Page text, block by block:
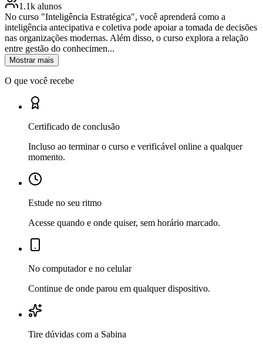
1.1k alunos
No curso "Inteligência Estratégica", você aprenderá como a
inteligência antecipativa e coletiva pode apoiar a tomada de decisões
nas organizações modernas. Além disso, o curso explora a relação
entre gestão do conhecimen...
Mostrar mais
O que você recebe
Certificado de conclusão
Incluso ao terminar o curso e verificável online a qualquer
momento.
Estude no seu ritmo
Acesse quando e onde quiser, sem horário marcado.
No computador e no celular
Continue de onde parou em qualquer dispositivo.
Tire dúvidas com a Sabina